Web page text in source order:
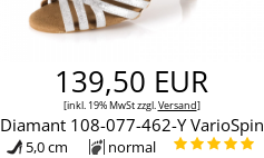
139,50 EUR
[inkl. 19% MwSt zzgl. Versand]
Diamant 108-077-462-Y VarioSpin
5,0 cm normal